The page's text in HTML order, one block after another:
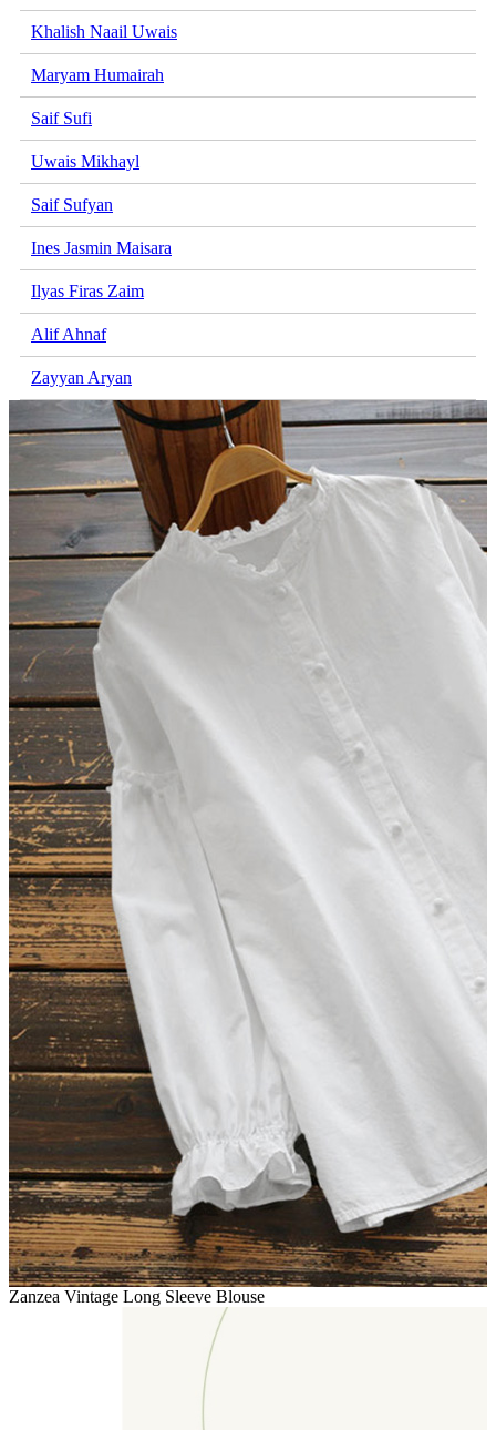
Khalish Naail Uwais
Maryam Humairah
Saif Sufi
Uwais Mikhayl
Saif Sufyan
Ines Jasmin Maisara
Ilyas Firas Zaim
Alif Ahnaf
Zayyan Aryan
Zanzea Vintage Long Sleeve Blouse